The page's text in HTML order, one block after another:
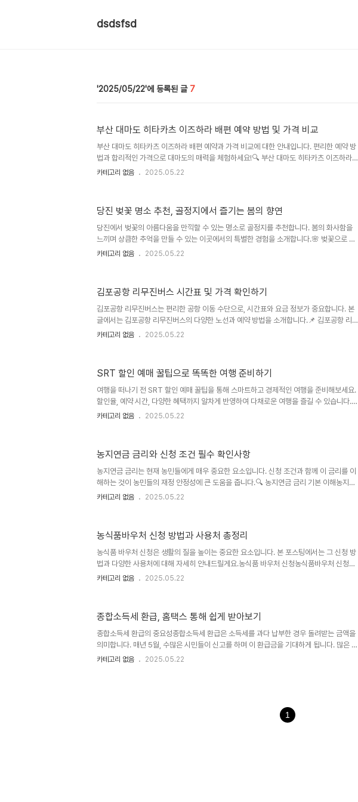
dsdsfsd
2025/05/22 7
부산 대마도 히타카츠 이즈하라 배편 예약 방법 및 가격 비교
부산 대마도 히타카츠 이즈하라 배편 예약과 가격 비교에 대한 안내입니다. 편리한 예약 방
법과 합리적인 가격으로 대마도의 매력을 체험하세요!🔍 부산 대마도 히타카츠 이즈하라
배편 개요부산에서 대마도로의 여행은 많은 사람들에게 꿈같은 여정입니다. 특히, 부산 대
성 덕분입니다. 대마도의 환상적인 경치와 문화를 경험하고 싶은 분들에게 이 항로는 최고
의 선택이 될 것입니다.배를 타고 가는 동안 외부의 해양 풍경은 정말 매력적입니다. 여러분
도 느껴보셨겠지..
카테고리 없음 2025.05.22
당진 벚꽃 명소 추천, 골정지에서 즐기는 봄의 향연
당진에서 벚꽃의 아름다움을 만끽할 수 있는 명소로 골정지를 추천합니다. 봄의 화사함을
느끼며 상큼한 추억을 만들 수 있는 이곳에서의 특별한 경험을 소개합니다.🌸 벚꽃으로 물
든 골정지당진 벚꽃 명소 추천 중에서도 골정지는 특히 매력적인 장소입니다. 이곳은 벚꽃
꽃 나무 아래에서 사진을 찍으며 친구들과 웃고 떠들던 순간이 아직도 생생합니다. 여러분
도 이런 감동적인 경험을 공유하고 싶지 않으신가요?골정지에서는 벚꽃 외에도 아름다운
호수와 함께 평화로..
카테고리 없음 2025.05.22
김포공항 리무진버스 시간표 및 가격 확인하기
김포공항 리무진버스는 편리한 공항 이동 수단으로, 시간표와 요금 정보가 중요합니다. 본
글에서는 김포공항 리무진버스의 다양한 노선과 예약 방법을 소개합니다.📌 김포공항 리무
진버스 시간표김포공항 리무진버스의 시간표는 노선에 따라 상이합니다. 일반적으로 첫차
다. 저도 한 번 이 버스를 타고 여행을 다녀왔는데, 생각보다 빠르고 쾌적한 경험이었습니
다. 이렇게 정기적으로 운행되는 리무진버스를 선택하면 여행이 훨씬 수월해질 것입니다.각
김포공항 ..
카테고리 없음 2025.05.22
SRT 할인 예매 꿀팁으로 똑똑한 여행 준비하기
여행을 떠나기 전 SRT 할인 예매 꿀팁을 통해 스마트하고 경제적인 여행을 준비해보세요.
할인율, 예약 시간, 다양한 혜택까지 알차게 반영하여 다채로운 여행을 즐길 수 있습니다.📌
SRT 할인 예매 기본 정보SRT는 고속철도 서비스로, 서울과 주요 도시를 빠르게 연결해줍
엇보다 먼저, 할인 방법을 충분히 이해하고 활용하는 것이 중요합니다. 만약 조기 예매를 고
려한다면, 미리 예약을 통해 더욱 저렴하게 SRT를 이용할 수 있습니다. 이를 통해 ..
카테고리 없음 2025.05.22
농지연금 금리와 신청 조건 필수 확인사항
농지연금 금리는 현재 농민들에게 매우 중요한 요소입니다. 신청 조건과 함께 이 금리를 이
해하는 것이 농민들의 재정 안정성에 큰 도움을 줍니다.🔍 농지연금 금리 기본 이해농지연
금 금리는 농민이 자신의 농지를 담보로 하여 노후 소득을 보장받는 제도입니다. 이 시스템
만약 당신이 현재 농지를 소유하고 있다면, 그 농지를 활용하여 일정 금액의 연금을 받을 수
있습니다. 이러한 과정에서 농지연금 금리는 귀하의 연금 금액에 직접적인 영향을 미칩니
다. ..
카테고리 없음 2025.05.22
농식품바우처 신청 방법과 사용처 총정리
농식품 바우처 신청은 생활의 질을 높이는 중요한 요소입니다. 본 포스팅에서는 그 신청 방
법과 다양한 사용처에 대해 자세히 안내드릴게요.농식품 바우처 신청농식품바우처 신청은
최근 몇 년간 농민과 소비자 모두에게 많은 혜택을 주었습니다. 여러분도 아마 혹시 관심이
프로그램을 통해 지속 가능한 농업을 지원하고 소비자에게 신선한 농산물을 제공하고자 합
니다.그리고 신청 절차는 보통 온라인 플랫폼을 통해 이루어지는 경우가 많습니다. 예를 들
어, 주민센터..
카테고리 없음 2025.05.22
종합소득세 환급, 홈택스 통해 쉽게 받아보기
종합소득세 환급의 중요성종합소득세 환급은 소득세를 과다 납부한 경우 돌려받는 금액을
의미합니다. 매년 5월, 수많은 시민들이 신고를 하며 이 환급금을 기대하게 됩니다. 많은 경
우가 그런 것처럼, 예상보다 더 많은 세금을 납부했을 때, 그 환급금은 내년의 여행 자금이
로 언제 어디서든 환급신청과 조회가 가능하니, 현대인의 필수적인 세금 절차로 자리 잡았
카테고리 없음 2025.05.22
1